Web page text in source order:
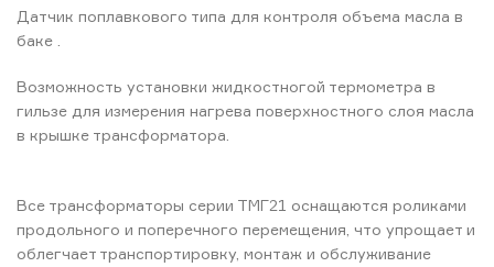
Датчик поплавкового типа для контроля объема масла в
баке .
Возможность установки жидкостногой термометра в
гильзе для измерения нагрева поверхностного слоя масла
в крышке трансформатора.
Все трансформаторы серии ТМГ21 оснащаются роликами
продольного и поперечного перемещения, что упрощает и
облегчает транспортировку, монтаж и обслуживание